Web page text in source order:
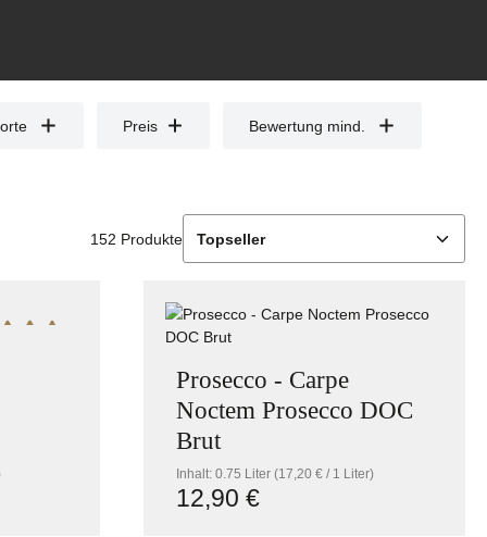
Preis Bewertung mind.
152 Produkte
Prosecco - Carpe
Noctem Prosecco DOC
Brut
Inhalt:0.75 Liter(17,20 € / 1 Liter)
Regulärer Preis:
12,90 €